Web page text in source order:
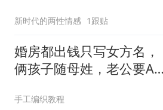
新时代的两性情感 1跟贴
婚房都出钱只写女方名，
俩孩子随母姓，老公要AA
手工编织教程